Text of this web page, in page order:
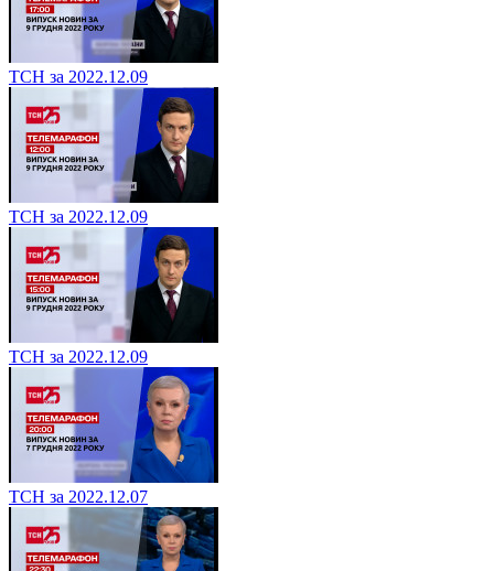
ТСН за 2022.12.09
ТСН за 2022.12.09
ТСН за 2022.12.09
ТСН за 2022.12.07